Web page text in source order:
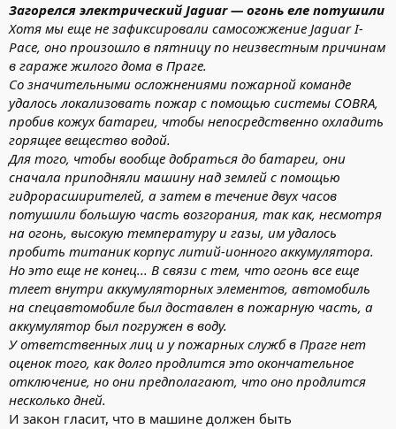
Загорелся электрический Jaguar — огонь еле потушили
Хотя мы еще не зафиксировали самосожжение Jaguar I-
Pace, оно произошло в пятницу по неизвестным причинам
в гараже жилого дома в Праге.
Со значительными осложнениями пожарной команде
удалось локализовать пожар с помощью системы COBRA,
пробив кожух батареи, чтобы непосредственно охладить
горящее вещество водой.
Для того, чтобы вообще добраться до батареи, они
сначала приподняли машину над землей с помощью
гидрорасширителей, а затем в течение двух часов
потушили большую часть возгорания, так как, несмотря
на огонь, высокую температуру и газы, им удалось
пробить титаник корпус литий-ионного аккумулятора.
Но это еще не конец... В связи с тем, что огонь все еще
тлеет внутри аккумуляторных элементов, автомобиль
на спецавтомобиле был доставлен в пожарную часть, а
аккумулятор был погружен в воду.
У ответственных лиц и у пожарных служб в Праге нет
оценок того, как долго продлится это окончательное
отключение, но они предполагают, что оно продлится
несколько дней.
И закон гласит, что в машине должен быть